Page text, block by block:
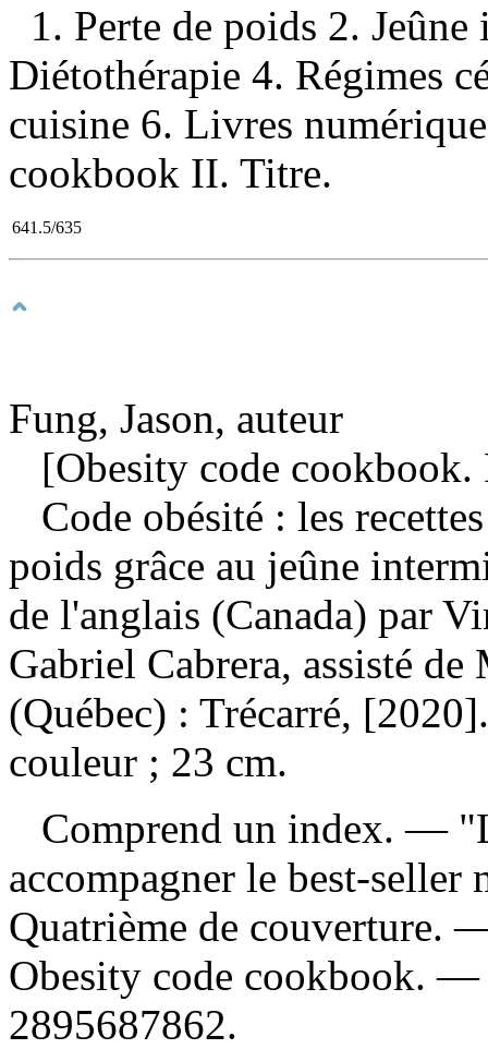
1. Perte de poids 2.
Diétothérapie 4. Régimes
cuisine 6. Livres
cookbook II. Titre.
641.5/635
Fung, Jason, auteur
[Obesity code cookbook.
Code obésité : les
poids grâce au jeûne
de l'anglais (Canada) par
Gabriel Cabrera, assisté
(Québec) : Trécarré,
couleur ; 23 cm.
Comprend un index. —
accompagner le best-
Quatrième de couverture.
Obesity code cookbook.
2895687862.